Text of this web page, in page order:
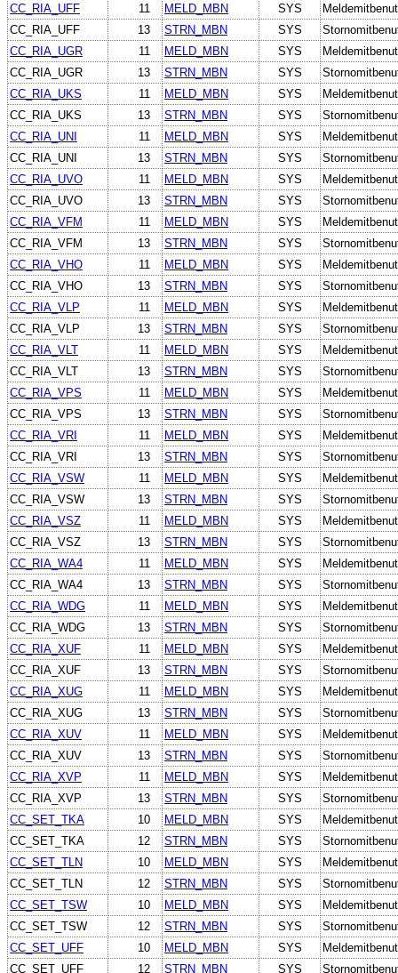
CC_RIA_UFF
11 MELD_MBN SYS
CC_RIA_UFF
13 STRN_MBN SYS
CC_RIA_UGR
11 MELD_MBN SYS
CC_RIA_UGR
13 STRN_MBN SYS
CC_RIA_UKS
11 MELD_MBN SYS
CC_RIA_UKS
13 STRN_MBN SYS
CC_RIA_UNI
11 MELD_MBN SYS
CC_RIA_UNI
13 STRN_MBN SYS
CC_RIA_UVO
11 MELD_MBN SYS
CC_RIA_UVO
13 STRN_MBN SYS
CC_RIA_VFM
11 MELD_MBN SYS
CC_RIA_VFM
13 STRN_MBN SYS
CC_RIA_VHO
11 MELD_MBN SYS
CC_RIA_VHO
13 STRN_MBN SYS
CC_RIA_VLP
11 MELD_MBN SYS
CC_RIA_VLP
13 STRN_MBN SYS
CC_RIA_VLT
11 MELD_MBN SYS
CC_RIA_VLT
13 STRN_MBN SYS
CC_RIA_VPS
11 MELD_MBN SYS
CC_RIA_VPS
13 STRN_MBN SYS
CC_RIA_VRI
11 MELD_MBN SYS
CC_RIA_VRI
13 STRN_MBN SYS
CC_RIA_VSW
11 MELD_MBN SYS
CC_RIA_VSW
13 STRN_MBN SYS
CC_RIA_VSZ
11 MELD_MBN SYS
CC_RIA_VSZ
13 STRN_MBN SYS
CC_RIA_WA4
11 MELD_MBN SYS
CC_RIA_WA4
13 STRN_MBN SYS
CC_RIA_WDG
11 MELD_MBN SYS
CC_RIA_WDG
13 STRN_MBN SYS
CC_RIA_XUF
11 MELD_MBN SYS
CC_RIA_XUF
13 STRN_MBN SYS
CC_RIA_XUG
11 MELD_MBN SYS
CC_RIA_XUG
13 STRN_MBN SYS
CC_RIA_XUV
11 MELD_MBN SYS
CC_RIA_XUV
13 STRN_MBN SYS
CC_RIA_XVP
11 MELD_MBN SYS
CC_RIA_XVP
13 STRN_MBN SYS
CC_SET_TKA
10 MELD_MBN SYS
CC_SET_TKA
12 STRN_MBN SYS
CC_SET_TLN
10 MELD_MBN SYS
CC_SET_TLN
12 STRN_MBN SYS
CC_SET_TSW
10 MELD_MBN SYS
CC_SET_TSW
12 STRN_MBN SYS
CC_SET_UFF
10 MELD_MBN SYS
CC_SET_UFF
12 STRN_MBN SYS